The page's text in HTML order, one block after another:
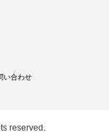
い合わせ
reserved.